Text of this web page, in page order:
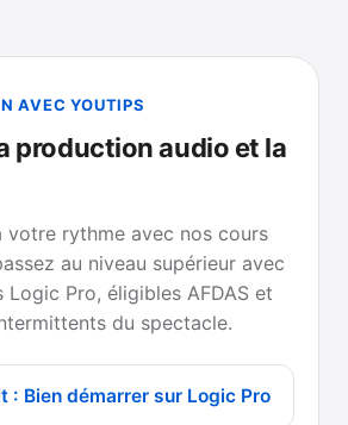
AVEC YOUTIPS
production audio et la
votre rythme avec nos cours
au niveau supérieur avec
Pro, éligibles AFDAS et
du spectacle.
: Bien démarrer sur Logic Pro